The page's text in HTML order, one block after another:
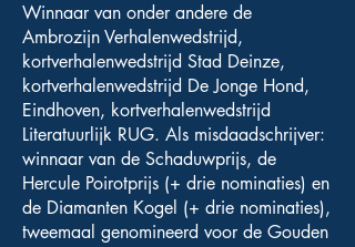
Winnaar van onder andere de
Ambrozijn Verhalenwedstrijd,
kortverhalenwedstrijd Stad Deinze,
kortverhalenwedstrijd De Jonge Hond,
Eindhoven, kortverhalenwedstrijd
Literatuurlijk RUG. Als misdaadschrijver:
winnaar van de Schaduwprijs, de
Hercule Poirotprijs (+ drie nominaties) en
de Diamanten Kogel (+ drie nominaties),
tweemaal genomineerd voor de Gouden